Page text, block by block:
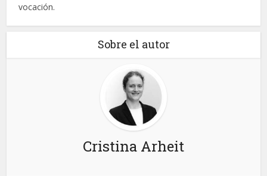
vocación.
Sobre el autor
Cristina Arheit